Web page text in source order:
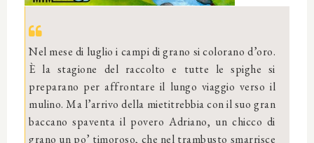
Nel mese di luglio i campi di grano si colorano d’oro.
È la stagione del raccolto e tutte le spighe si
preparano per affrontare il lungo viaggio verso il
mulino. Ma l’arrivo della mietitrebbia con il suo gran
baccano spaventa il povero Adriano, un chicco di
grano un po’ timoroso, che nel trambusto smarrisce